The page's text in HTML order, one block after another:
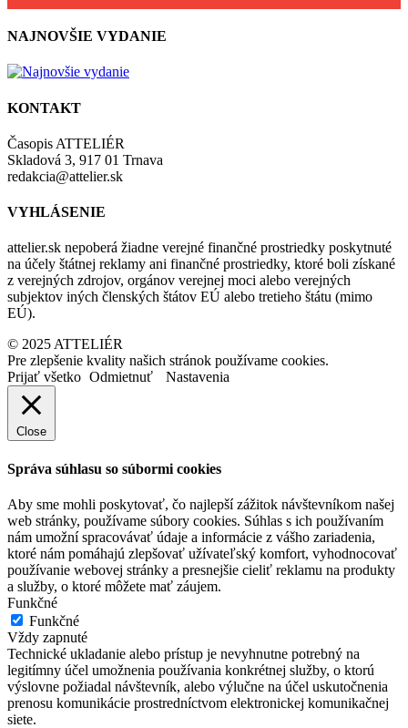
NAJNOVŠIE VYDANIE
KONTAKT
Časopis ATTELIÉR
Skladová 3, 917 01 Trnava
redakcia@attelier.sk
VYHLÁSENIE
attelier.sk nepoberá žiadne verejné finančné prostriedky poskytnuté
na účely štátnej reklamy ani finančné prostriedky, ktoré boli získané
z verejných zdrojov, orgánov verejnej moci alebo verejných
subjektov iných členských štátov EÚ alebo tretieho štátu (mimo
EÚ).
© 2025 ATTELIÉR
Pre zlepšenie kvality našich stránok používame cookies.
Prijať všetko Odmietnuť Nastavenia
Close
Správa súhlasu so súbormi cookies
Aby sme mohli poskytovať, čo najlepší zážitok návštevníkom našej
web stránky, používame súbory cookies. Súhlas s ich používaním
nám umožní spracovávať údaje a informácie z vášho zariadenia,
ktoré nám pomáhajú zlepšovať užívateľský komfort, vyhodnocovať
používanie webovej stránky a presnejšie cieliť reklamu na produkty
a služby, o ktoré môžete mať záujem.
Funkčné
Funkčné
Vždy zapnuté
Technické ukladanie alebo prístup je nevyhnutne potrebný na
legitímny účel umožnenia používania konkrétnej služby, o ktorú
výslovne požiadal návštevník, alebo výlučne na účel uskutočnenia
prenosu komunikácie prostredníctvom elektronickej komunikačnej
siete.